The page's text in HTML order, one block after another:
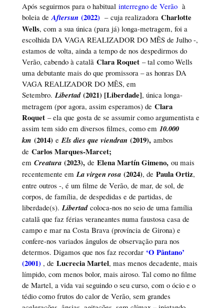
Após seguirmos para o habitual interregno de Verão à
boleia de Aftersun (2022) – cuja realizadora Charlotte
Wells, com a sua única (para já) longa-metragem, foi a
escolhida DA VAGA REALIZADOR DO MÊS de Julho -,
estamos de volta, ainda a tempo de nos despedirmos do
Verão, cabendo à catalã Clara Roquet– tal como Wells
uma debutante mais do que promissora – as honras DA
VAGA REALIZADOR DO MÊS, em
Setembro. Libertad (2021) [Liberdade], única longa-
metragem (por agora, assim esperamos) de Clara
Roquet– ela que gosta de se assumir como argumentista e
assim tem sido em diversos filmes, como em 10.000
km (2014)e Els dies que viendran (2019), ambos
de Carlos Marques-Marcet;
em Creatura (2023), de Elena Martín Gimeno, ou mais
recentemente em La virgen rosa (2024), de Paula Ortiz,
entre outros -, é um filme de Verão, de mar, de sol, de
corpos, de família, de despedidas e de partidas, de
liberdade(s). Libertad coloca-nos no seio de uma família
catalã que faz férias veraneantes numa faustosa casa de
campo e mar na Costa Brava (província de Girona) e
confere-nos variados ângulos de observação para nos
determos. Digamos que nos faz recordar ‘O Pântano’
(2001) , de Lucrecia Martel, mas menos decadente, mais
límpido, com menos bolor, mais airoso. Tal como no filme
de Martel, a vida vai seguindo o seu curso, com o ócio e o
tédio como frutos do calor de Verão, sem grandes